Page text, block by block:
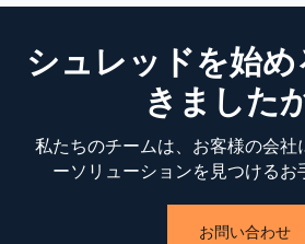
シュレッドを始
きました
私たちのチームは、お客様の会社
ーソリューションを見つけるお
お問い合わせ